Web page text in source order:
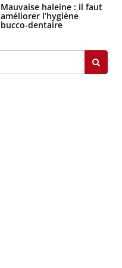
graves
Maladie de Charcot
amyotrophique)